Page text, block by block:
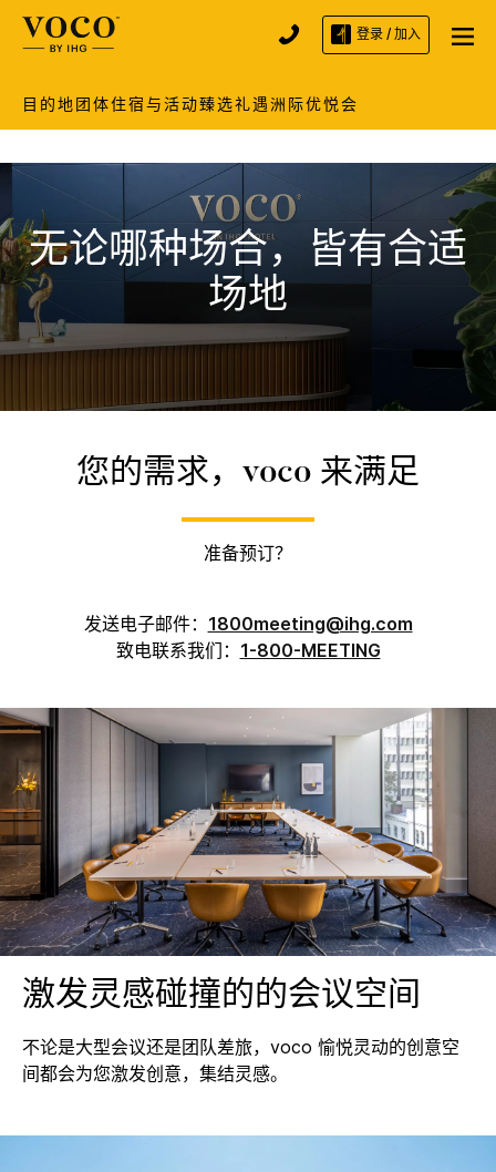
登录 / 加入
目的地 团体住宿与活动臻选礼遇洲际优悦会
无论哪种场合，皆有合适
场地
您的需求，voco 来满足
准备预订？
发送电子邮件： 1800meeting@ihg.com
致电联系我们： 1-800-MEETING
激发灵感碰撞的的会议空间
不论是大型会议还是团队差旅，voco 愉悦灵动的创意空
间都会为您激发创意，集结灵感。